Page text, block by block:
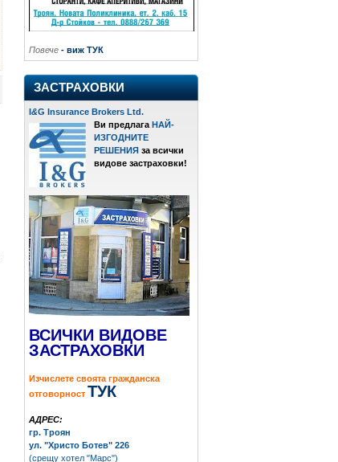
Повече - виж ТУК
ЗАСТРАХОВКИ
I&G Insurance Brokers Ltd.
Ви предлага НАЙ-
ИЗГОДНИТЕ
РЕШЕНИЯ за всички
видове застраховки!
ВСИЧКИ ВИДОВЕ
ЗАСТРАХОВКИ
Изчислете своята гражданска
отговорност ТУК
АДРЕС:
гр. Троян
ул. "Христо Ботев" 226
(срещу хотел "Марс")